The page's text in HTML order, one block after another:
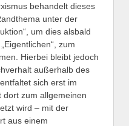
behandelt dieses
unter der
um dies alsbald
zum
Hierbei bleibt jedoch
außerhalb des
sich erst im
dort zum allgemeinen
wird – mit der
aus einem